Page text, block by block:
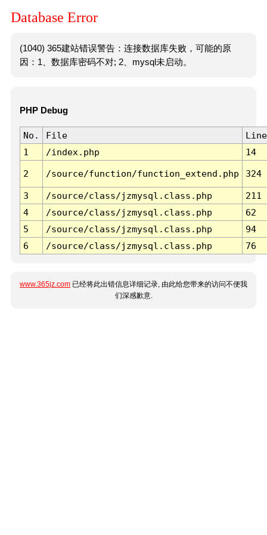
Database Error
(1040) 365建站错误警告：连接数据库失败，可能的原
因：1、数据库密码不对; 2、mysql未启动。
PHP Debug
No. File
Line
1
/index.php 14
2 /source/function/function_extend.php 324
3 /source/class/jzmysql.class.php
211
4
/source/class/jzmysql.class.php
62
5
/source/class/jzmysql.class.php
94
6
/source/class/jzmysql.class.php 76
www.365jz.com 已经将此出错信息详细记录, 由此给您带来的访问不便我
们深感歉意.